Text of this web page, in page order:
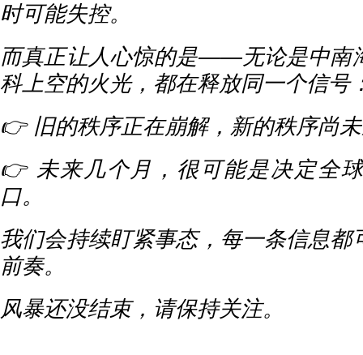
时可能失控。
而真正让人心惊的是——无论是中南
科上空的火光，都在释放同一个信号
👉 旧的秩序正在崩解，新的秩序尚
👉 未来几个月，很可能是决定全
口。
我们会持续盯紧事态，每一条信息都
前奏。
风暴还没结束，请保持关注。